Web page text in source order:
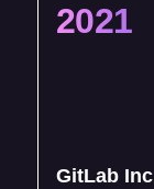
2021
GitLab